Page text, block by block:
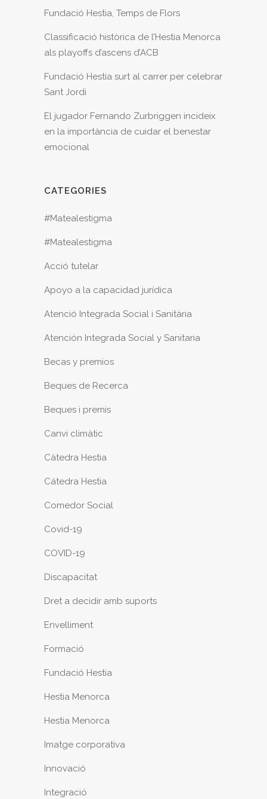
Fundació Hestia, Temps de Flors
Classificació històrica de l’Hestia Menorca
als playoffs d’ascens d’ACB
Fundació Hestia surt al carrer per celebrar
Sant Jordi
El jugador Fernando Zurbriggen incideix
en la importància de cuidar el benestar
emocional
CATEGORIES
#Matealestigma
#Matealestigma
Acció tutelar
Apoyo a la capacidad jurídica
Atenció Integrada Social i Sanitària
Atención Integrada Social y Sanitaria
Becas y premios
Beques de Recerca
Beques i premis
Canvi climàtic
Càtedra Hestia
Cátedra Hestia
Comedor Social
Covid-19
COVID-19
Discapacitat
Dret a decidir amb suports
Envelliment
Formació
Fundació Hestia
Hestia Menorca
Hestia Menorca
Imatge corporativa
Innovació
Integració